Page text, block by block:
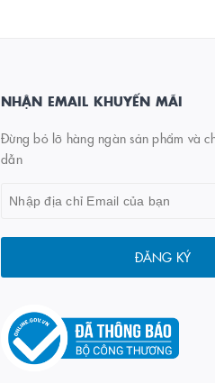
NHẬN EMAIL KHUYẾN MÃI
Đừng bỏ lỡ hàng ngàn sản phẩm và
dẫn
ĐĂNG KÝ